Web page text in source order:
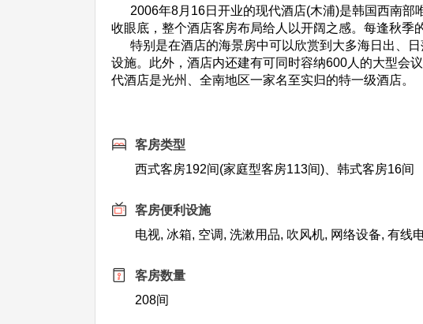
2006年8月16日开业的现代酒店(木浦)是韩国西南部
收眼底，整个酒店客房布局给人以开阔之感。每逢秋季
特别是在酒店的海景房中可以欣赏到大多海日出、日
设施。此外，酒店内还建有可同时容纳600人的大型会
代酒店是光州、全南地区一家名至实归的特一级酒店。
客房类型
西式客房192间(家庭型客房113间)、韩式客房16间
客房便利设施
电视, 冰箱, 空调, 洗漱用品, 吹风机, 网络设备, 有线
客房数量
208间